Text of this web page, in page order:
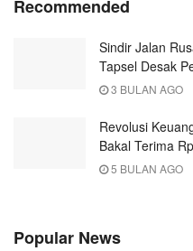
Recommended
Sindir Jalan
Tapsel Desak
3 BULAN AGO
Revolusi
Bakal Terima
5 BULAN AGO
Popular News